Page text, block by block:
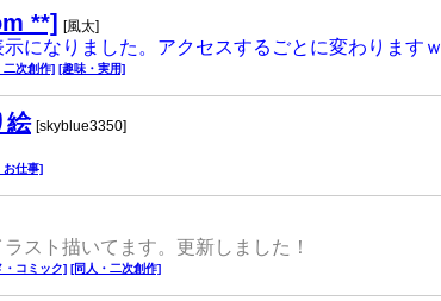
**] [風太]
示になりました。アクセスするごとに変わりますｗ
二次創作] [趣味・実用]
絵 [skyblue3350]
お仕事]
スト描いてます。更新しました！
・コミック] [同人・二次創作]